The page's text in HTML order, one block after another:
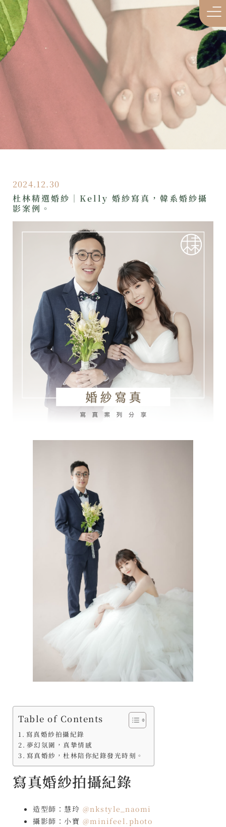
2024.12.30
杜林精選婚紗｜Kelly 婚紗寫真，韓系婚紗攝
影案例。
Table of Contents
寫真婚紗拍攝紀錄
夢幻氛圍，真摯情感
寫真婚紗，杜林陪你紀錄發光時刻。
寫真婚紗拍攝紀錄
造型師：慧玲 @nkstyle_naomi
攝影師：小寶 @minifeel.photo